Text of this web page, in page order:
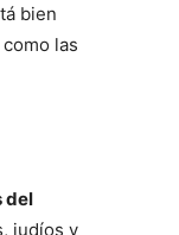
bien
las
del
judíos y